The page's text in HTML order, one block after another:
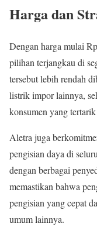
Harga dan
Dengan harga mulai
pilihan terjangkau di
tersebut lebih rendah
listrik impor lainnya,
konsumen yang
Aletra juga
pengisian daya di
dengan berbagai
memastikan bahwa
pengisian yang cepat
umum lainnya.